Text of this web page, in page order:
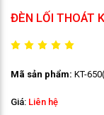
ĐÈN LỐI THOÁT
Mã sản phẩm: KT-
Giá: Liên hệ